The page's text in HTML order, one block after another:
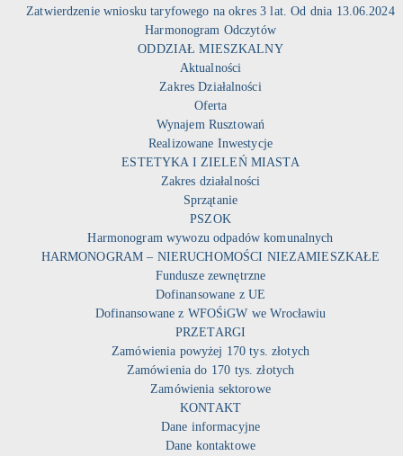
Zatwierdzenie wniosku taryfowego na okres 3 lat. Od dnia 13.06.2024
Harmonogram Odczytów
ODDZIAŁ MIESZKALNY
Aktualności
Zakres Działalności
Oferta
Wynajem Rusztowań
Realizowane Inwestycje
ESTETYKA I ZIELEŃ MIASTA
Zakres działalności
Sprzątanie
PSZOK
Harmonogram wywozu odpadów komunalnych
HARMONOGRAM – NIERUCHOMOŚCI NIEZAMIESZKAŁE
Fundusze zewnętrzne
Dofinansowane z UE
Dofinansowane z WFOŚiGW we Wrocławiu
PRZETARGI
Zamówienia powyżej 170 tys. złotych
Zamówienia do 170 tys. złotych
Zamówienia sektorowe
KONTAKT
Dane informacyjne
Dane kontaktowe